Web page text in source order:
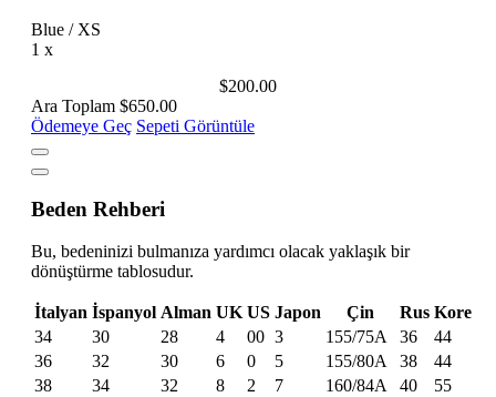
Blue / XS
1 x
$200.00
Ara Toplam $650.00
Ödemeye Geç Sepeti Görüntüle
Beden Rehberi
Bu, bedeninizi bulmanıza yardımcı olacak yaklaşık bir
dönüştürme tablosudur.
İtalyan İspanyol Alman UK US Japon Çin Rus Kore
34
30 28 4 00 3 155/75A 36
44
36
32 30 6 0 5 155/80A 38
44
38
34 32 8 2 7 160/84A 40
55